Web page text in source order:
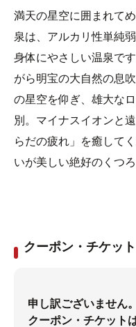
満天の星空に囲まれて
泉は、アルカリ性単純
身体にやさしい温泉で
がら明宝の大自然の息
の星空を仰ぎ、雄大な
別。マイナスイオンと
らだの疲れ」を癒して
いが美しい絶好のくつろ
クーポン・チケット
申し訳ございません
クーポン・チケット